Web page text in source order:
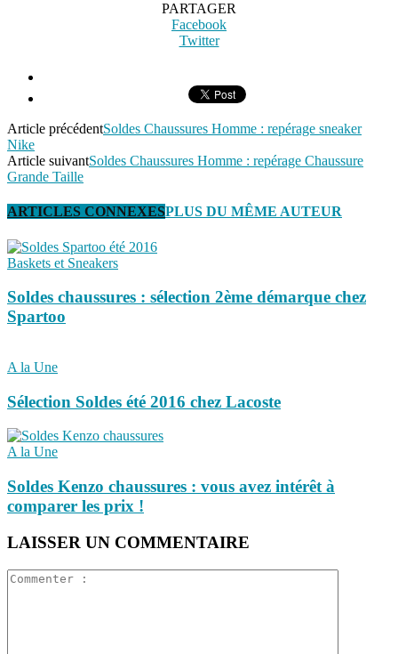
PARTAGER
Facebook
Twitter
Article précédentSoldes Chaussures Homme : repérage sneaker
Nike
Article suivantSoldes Chaussures Homme : repérage Chaussure
Grande Taille
ARTICLES CONNEXESPLUS DU MÊME AUTEUR
Baskets et Sneakers
Soldes chaussures : sélection 2ème démarque chez
Spartoo
A la Une
Sélection Soldes été 2016 chez Lacoste
A la Une
Soldes Kenzo chaussures : vous avez intérêt à
comparer les prix !
LAISSER UN COMMENTAIRE